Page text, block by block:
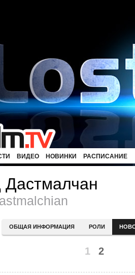
ВИДЕО НОВИНКИ РАСПИСАНИЕ
ОБЩАЯ ИНФОРМАЦИЯ РОЛИ
1 2